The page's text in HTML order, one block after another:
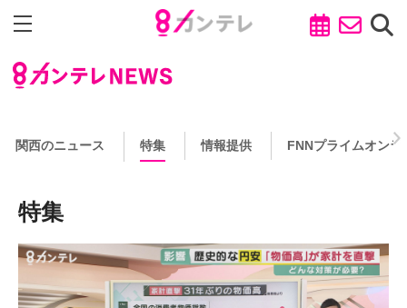
関西のニュース 特集 情報提供 FNNプライムオンラ
特集